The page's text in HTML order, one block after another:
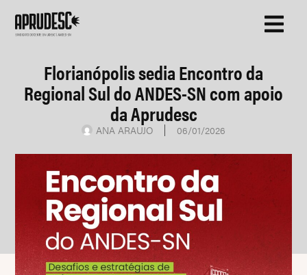
Florianópolis sedia Encontro da
Regional Sul do ANDES-SN com apoio
da Aprudesc
ANA ARAUJO 06/01/2026